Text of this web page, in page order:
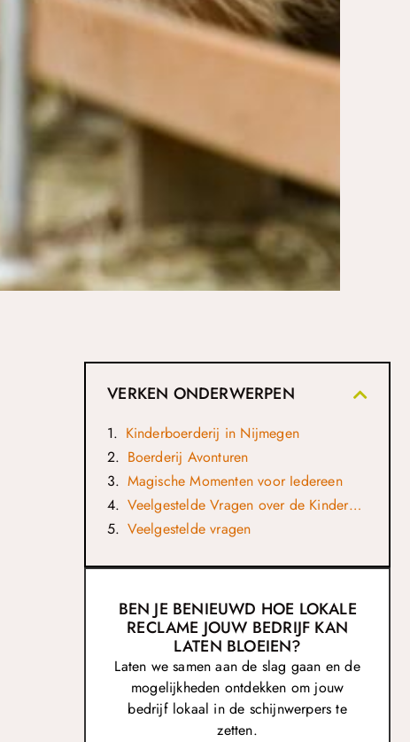
VERKEN ONDERWERPEN
Kinderboerderij in Nijmegen
Boerderij Avonturen
Magische Momenten voor Iedereen
Veelgestelde Vragen over de Kinderboerderij in Nijmegen
Veelgestelde vragen
BEN JE BENIEUWD HOE LOKALE
RECLAME JOUW BEDRIJF KAN
LATEN BLOEIEN?
Laten we samen aan de slag gaan en de
mogelijkheden ontdekken om jouw
bedrijf lokaal in de schijnwerpers te
zetten.